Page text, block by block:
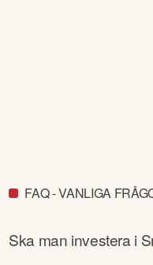
FAQ - VANLIGA
Ska man investera i